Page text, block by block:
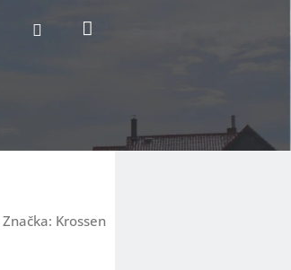
Hledat Přihlášení
Značka: Krossen